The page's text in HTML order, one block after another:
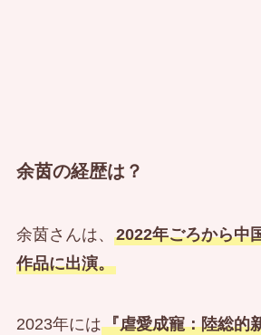
余茵の経歴は？
余茵さんは、 2022年ごろから中
作品に出演。
2023年には『虐愛成寵：陸総的